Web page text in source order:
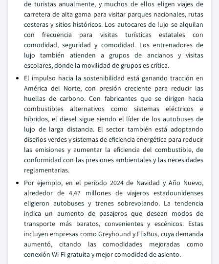
de turistas anualmente, y muchos de ellos eligen viajes de
carretera de alta gama para visitar parques nacionales, rutas
costeras y sitios históricos. Los autocares de lujo se alquilan
con frecuencia para visitas turísticas estatales con
comodidad, seguridad y comodidad. Los entrenadores de
lujo también atienden a grupos de ancianos y visitas
escolares, donde la movilidad de grupos es crítica.
El impulso hacia la sostenibilidad está ganando tracción en
América del Norte, con presión creciente para reducir las
huellas de carbono. Con fabricantes que se dirigen hacia
combustibles alternativos como sistemas eléctricos e
híbridos, el diesel sigue siendo el líder de los autobuses de
lujo de larga distancia. El sector también está adoptando
diseños verdes y sistemas de eficiencia energética para reducir
las emisiones y aumentar la eficiencia del combustible, de
conformidad con las presiones ambientales y las necesidades
reglamentarias.
Por ejemplo, en el período 2024 de Navidad y Año Nuevo,
alrededor de 4,47 millones de viajeros estadounidenses
eligieron autobuses y trenes sobrevolando. La tendencia
indica un aumento de pasajeros que desean modos de
transporte más baratos, convenientes y escénicos. Estas
incluyen empresas como Greyhound y FlixBus, cuya demanda
aumentó, citando las comodidades mejoradas como
conexión Wi-Fi gratuita y mejor comodidad de asiento.